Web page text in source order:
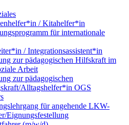
/ Kitahelfer*in
für internationale
/ Integrationsassistent*in
zur pädagogischen Hilfskraft im
Arbeit
zur pädagogischen
Alltagshelfer*in OGS
für angehende LKW-
Eignungsfestellung